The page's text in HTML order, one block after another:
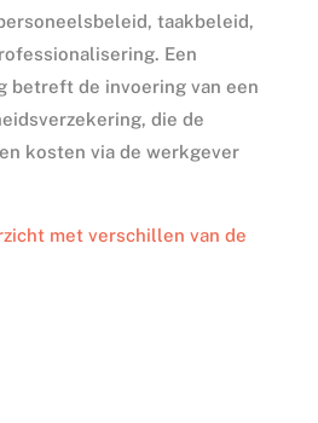
taakbeleid,
Een
betreft de invoering van een
die de
kosten via de werkgever
met verschillen van de